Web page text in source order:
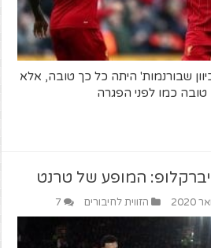
שבורנמות' היתה כל כך טובה, אלא
טובה כמו לפני הפגרה
המופע של טרנט
הזווית לחיבורים 7